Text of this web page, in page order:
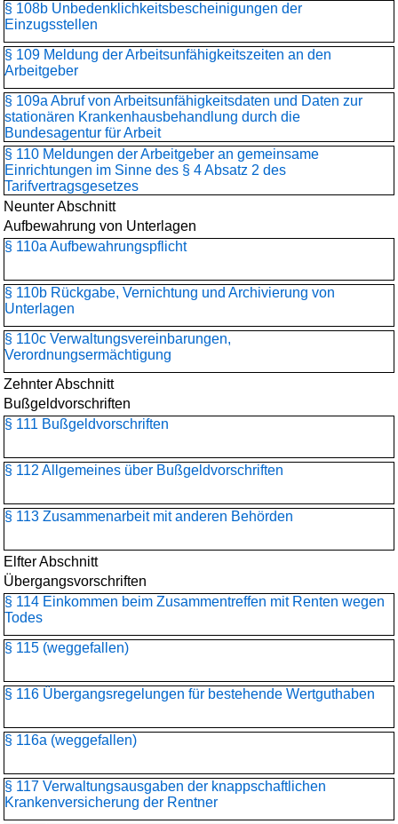
§ 108b Unbedenklichkeits­bescheinigungen der
Einzugsstellen
§ 109 Meldung der Arbeitsunfähigkeitszeiten an den
Arbeitgeber
§ 109a Abruf von Arbeitsunfähigkeitsdaten und Daten zur
stationären Krankenhausbehandlung durch die
Bundesagentur für Arbeit
§ 110 Meldungen der Arbeitgeber an gemeinsame
Einrichtungen im Sinne des § 4 Absatz 2 des
Tarifvertragsgesetzes
Neunter Abschnitt
Aufbewahrung von Unterlagen
§ 110a Aufbewahrungspflicht
§ 110b Rückgabe, Vernichtung und Archivierung von
Unterlagen
§ 110c Verwaltungsvereinbarungen,
Verordnungsermächtigung
Zehnter Abschnitt
Bußgeldvorschriften
§ 111 Bußgeldvorschriften
§ 112 Allgemeines über Bußgeldvorschriften
§ 113 Zusammenarbeit mit anderen Behörden
Elfter Abschnitt
Übergangsvorschriften
§ 114 Einkommen beim Zusammentreffen mit Renten wegen
Todes
§ 115 (weggefallen)
§ 116 Übergangsregelungen für bestehende Wertguthaben
§ 116a (weggefallen)
§ 117 Verwaltungsausgaben der knappschaftlichen
Krankenversicherung der Rentner